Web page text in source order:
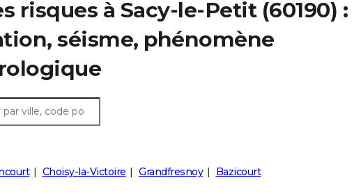
risques à Sacy-le-Petit (60190) :
séisme, phénomène
Choisy-la-Victoire Grandfresnoy Bazicourt